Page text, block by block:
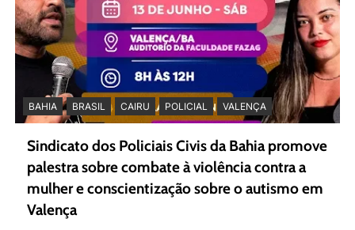
BAHIA BRASIL CAIRU POLICIAL VALENÇA
Sindicato dos Policiais Civis da Bahia promove
palestra sobre combate à violência contra a
mulher e conscientização sobre o autismo em
Valença